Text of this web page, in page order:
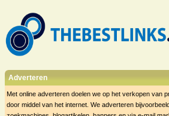
Adverteren
Met online adverteren doelen we op het verkopen van
door middel van het internet. We adverteren